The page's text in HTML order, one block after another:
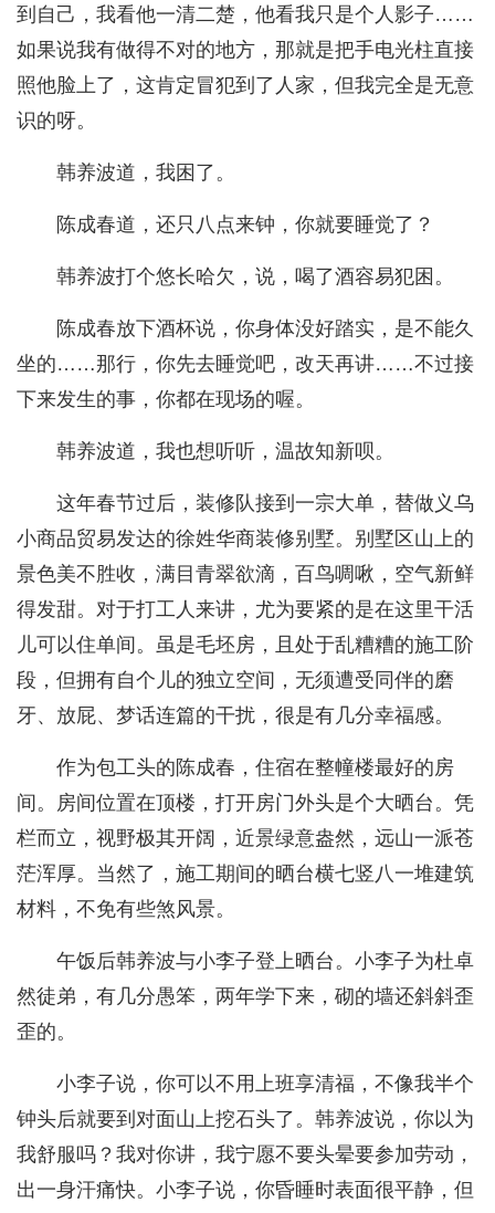
到自己，我看他一清二楚，他看我只是个人影子……
如果说我有做得不对的地方，那就是把手电光柱直接
照他脸上了，这肯定冒犯到了人家，但我完全是无意
识的呀。
韩养波道，我困了。
陈成春道，还只八点来钟，你就要睡觉了？
韩养波打个悠长哈欠，说，喝了酒容易犯困。
陈成春放下酒杯说，你身体没好踏实，是不能久
坐的……那行，你先去睡觉吧，改天再讲……不过接
下来发生的事，你都在现场的喔。
韩养波道，我也想听听，温故知新呗。
这年春节过后，装修队接到一宗大单，替做义乌
小商品贸易发达的徐姓华商装修别墅。别墅区山上的
景色美不胜收，满目青翠欲滴，百鸟啁啾，空气新鲜
得发甜。对于打工人来讲，尤为要紧的是在这里干活
儿可以住单间。虽是毛坯房，且处于乱糟糟的施工阶
段，但拥有自个儿的独立空间，无须遭受同伴的磨
牙、放屁、梦话连篇的干扰，很是有几分幸福感。
作为包工头的陈成春，住宿在整幢楼最好的房
间。房间位置在顶楼，打开房门外头是个大晒台。凭
栏而立，视野极其开阔，近景绿意盎然，远山一派苍
茫浑厚。当然了，施工期间的晒台横七竖八一堆建筑
材料，不免有些煞风景。
午饭后韩养波与小李子登上晒台。小李子为杜卓
然徒弟，有几分愚笨，两年学下来，砌的墙还斜斜歪
歪的。
小李子说，你可以不用上班享清福，不像我半个
钟头后就要到对面山上挖石头了。韩养波说，你以为
我舒服吗？我对你讲，我宁愿不要头晕要参加劳动，
出一身汗痛快。小李子说，你昏睡时表面很平静，但